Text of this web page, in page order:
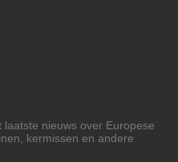
nieuws over Europese
kermissen en andere